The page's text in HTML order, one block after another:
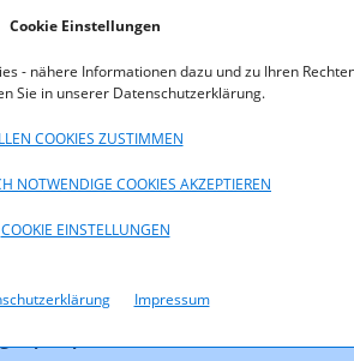
Cookie Einstellungen
- nähere Informationen dazu und zu Ihren
Sie in unserer Datenschutzerklärung.
COOKIES ZUSTIMMEN
NOTWENDIGE COOKIES AKZEPTIEREN
COOKIE EINSTELLUNGEN
Impressum
06.pdf (pdf, 42,5 KB)
(pdf, 174,0 KB)
(pdf, 621,5 KB)
(pdf, 331,9 KB)
(pdf, 501,7 KB)